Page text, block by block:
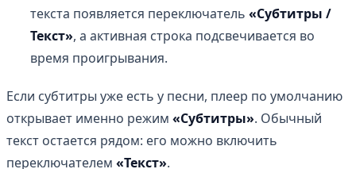
текста появляется переключатель «Субтитры /
Текст», а активная строка подсвечивается во
время проигрывания.
Если субтитры уже есть у песни, плеер по умолчанию
открывает именно режим «Субтитры». Обычный
текст остается рядом: его можно включить
переключателем «Текст».